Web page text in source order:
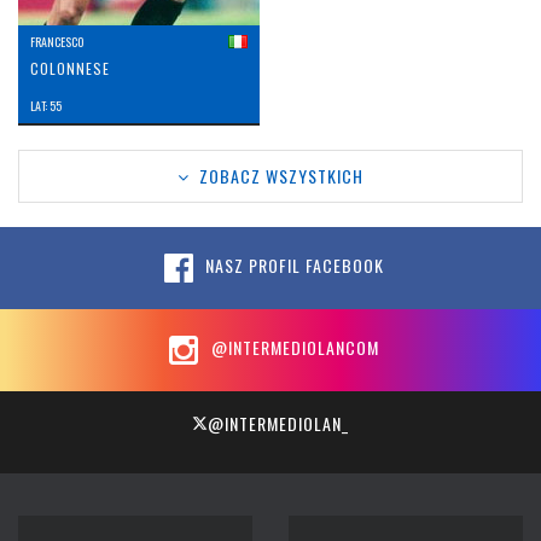
FRANCESCO
COLONNESE
LAT: 55
ZOBACZ WSZYSTKICH
NASZ PROFIL FACEBOOK
@INTERMEDIOLANCOM
@INTERMEDIOLAN_